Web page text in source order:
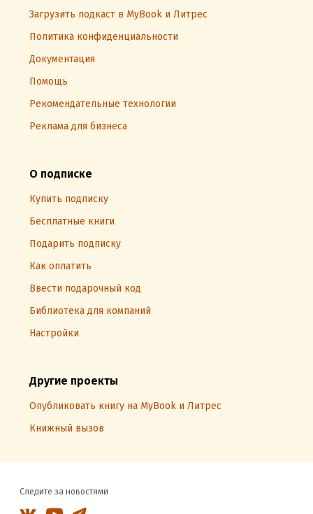
Загрузить подкаст в MyBook и Литрес
Политика конфиденциальности
Документация
Помощь
Рекомендательные технологии
Реклама для бизнеса
О подписке
Купить подписку
Бесплатные книги
Подарить подписку
Как оплатить
Ввести подарочный код
Библиотека для компаний
Настройки
Другие проекты
Опубликовать книгу на MyBook и Литрес
Книжный вызов
Следите за новостями